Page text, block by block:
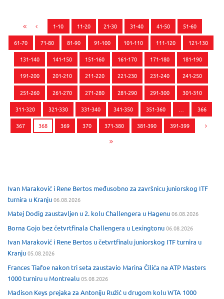
1-10 11-20 21-30 31-40 41-50 51-60
61-70 71-80 81-90 91-100 101-110 111-120 121-130
131-140 141-150 151-160 161-170 171-180 181-190
191-200 201-210 211-220 221-230 231-240 241-250
251-260 261-270 271-280 281-290 291-300 301-310
311-320 321-330 331-340 341-350 351-360 366
367 368 369 370 371-380 381-390 391-399
Ivan Maraković i Rene Bertos međusobno za završnicu juniorskog ITF
turnira u Kranju06.08.2026
Matej Dodig zaustavljen u 2. kolu Challengera u Hagenu06.08.2026
Borna Gojo bez četvrtfinala Challengera u Lexingtonu06.08.2026
Ivan Maraković i Rene Bertos u četvrtfinalu juniorskog ITF turnira u
Kranju05.08.2026
Frances Tiafoe nakon tri seta zaustavio Marina Čilića na ATP Masters
1000 turniru u Montrealu05.08.2026
Madison Keys prejaka za Antoniju Ružić u drugom kolu WTA 1000